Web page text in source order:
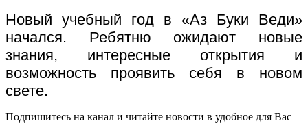
Новый учебный год в «Аз Буки Веди»
начался. Ребятню ожидают новые
знания, интересные открытия и
возможность проявить себя в новом
свете.
Подпишитесь на канал и читайте новости в удобное для Вас